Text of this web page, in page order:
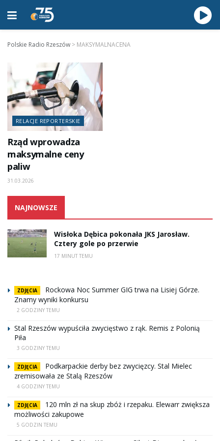
Polskie Radio Rzeszów > MAKSYMALNACENA
RELACJE REPORTERSKIE
Rząd wprowadza
maksymalne ceny
paliw
31.03.2026
NAJNOWSZE
Wisłoka Dębica pokonała JKS Jarosław.
Cztery gole po przerwie
17 MINUT TEMU
ZDJĘCIA
Rockowa Noc Summer GIG trwa na Lisiej Górze.
Znamy wyniki konkursu
2 GODZINY TEMU
Stal Rzeszów wypuściła zwycięstwo z rąk. Remis z Polonią
Piła
3 GODZINY TEMU
ZDJĘCIA
Podkarpackie derby bez zwycięzcy. Stal Mielec
zremisowała ze Stalą Rzeszów
4 GODZINY TEMU
ZDJĘCIA
120 mln zł na skup zbóż i rzepaku. Elewarr zwiększa
możliwości zakupowe
5 GODZIN TEMU